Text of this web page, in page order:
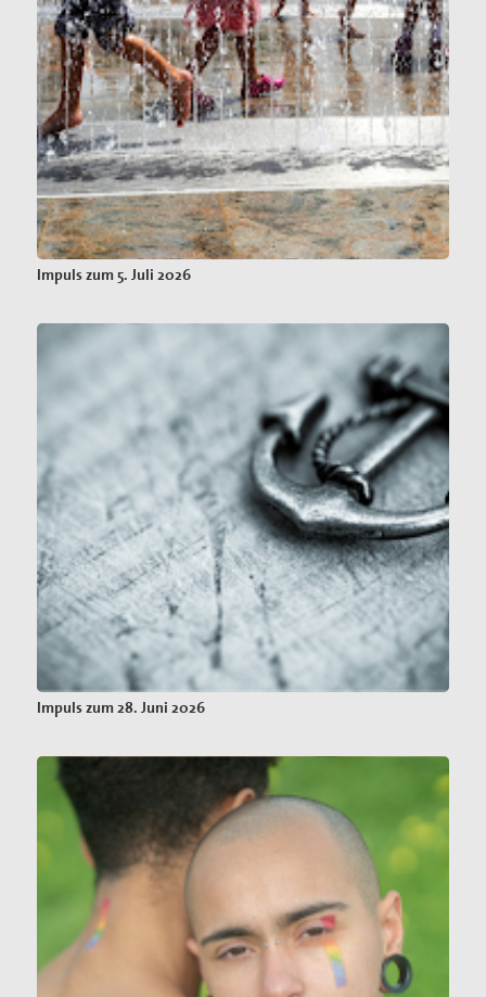
Impuls zum 5. Juli 2026
Impuls zum 28. Juni 2026